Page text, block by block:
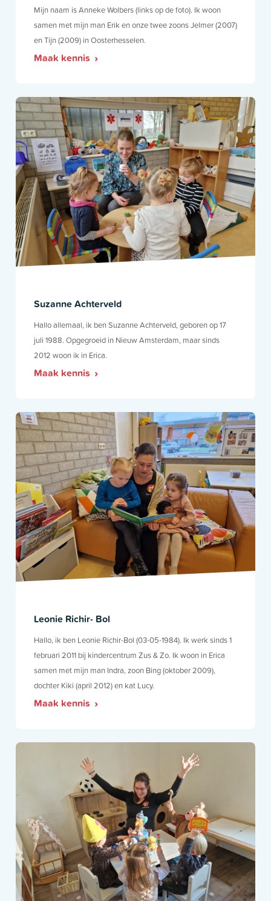
Mijn naam is Anneke Wolbers (links op de foto). Ik woon
samen met mijn man Erik en onze twee zoons Jelmer (2007)
en Tijn (2009) in Oosterhesselen.
Maak kennis
Suzanne Achterveld
Hallo allemaal, ik ben Suzanne Achterveld, geboren op 17
juli 1988. Opgegroeid in Nieuw Amsterdam, maar sinds
2012 woon ik in Erica.
Maak kennis
Leonie Richir- Bol
Hallo, ik ben Leonie Richir-Bol (03-05-1984). Ik werk sinds 1
februari 2011 bij kindercentrum Zus & Zo. Ik woon in Erica
samen met mijn man Indra, zoon Bing (oktober 2009),
dochter Kiki (april 2012) en kat Lucy.
Maak kennis